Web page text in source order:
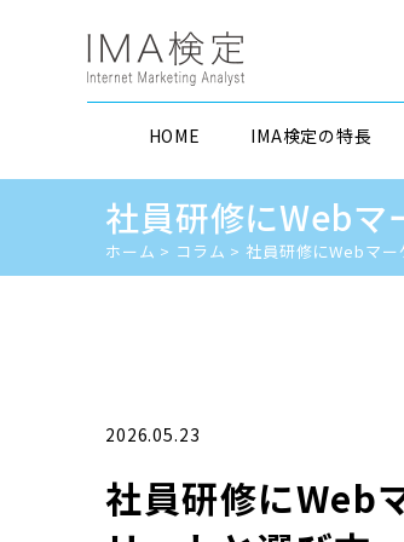
HOME IMA検定の特長
社員研修にWebマ
ホーム > コラム >社員研修にWebマー
2026.05.23
社員研修にWeb